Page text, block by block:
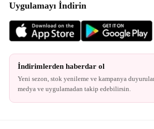
Uygulamayı İndirin
İndirimlerden haberdar ol
Yeni sezon, stok yenileme ve kampanya
medya ve uygulamadan takip edebilirsin.